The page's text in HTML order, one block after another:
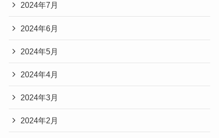
2024年7月
2024年6月
2024年5月
2024年4月
2024年3月
2024年2月